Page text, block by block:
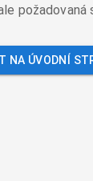
požadovaná
NA ÚVODNÍ